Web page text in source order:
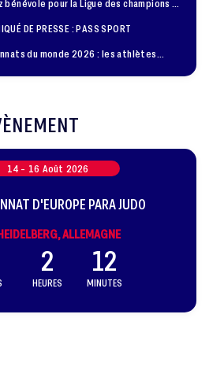
DE PRESSE : PASS SPORT
14 - 16 Août 2026
D'EUROPE PARA JUDO
ALLEMAGNE
2
HEURES
12
MINUTES